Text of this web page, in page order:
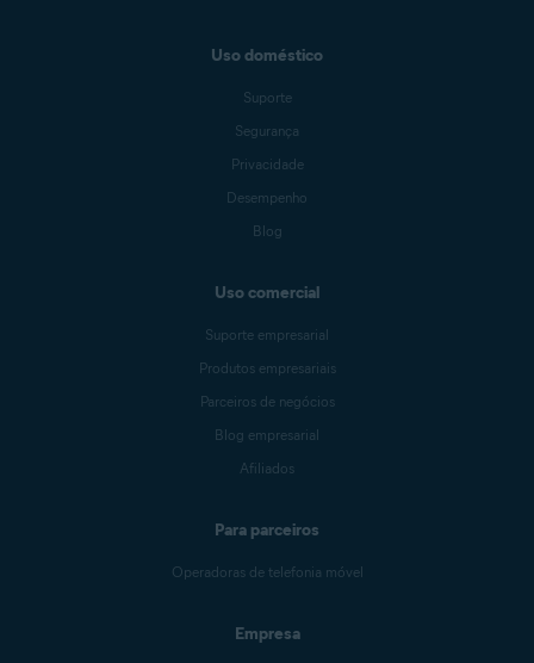
Uso doméstico
Suporte
Segurança
Privacidade
Desempenho
Blog
Uso comercial
Suporte empresarial
Produtos empresariais
Parceiros de negócios
Blog empresarial
Afiliados
Para parceiros
Operadoras de telefonia móvel
Empresa